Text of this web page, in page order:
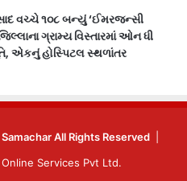
વચ્ચે ૧૦૮ બન્યું ‘ઈમરજન્સી
ગ્રામ્ય વિસ્તારમાં ઓન ધી
એકનું હોસ્પિટલ સ્થળાંતર
All Rights Reserved
Services Pvt Ltd.